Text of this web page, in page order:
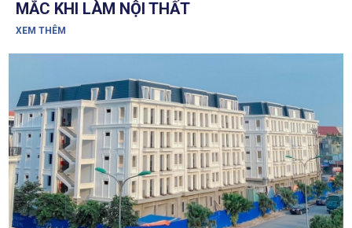
MẮC KHI LÀM NỘI THẤT
XEM THÊM